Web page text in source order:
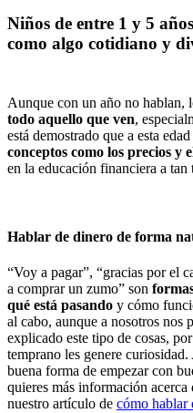
Niños de entre 1 y 5
como algo cotidiano y
Aunque con un año no hablan,
todo aquello que ven,
está demostrado que a esta edad
conceptos como los precios y
en la educación financiera a tan
Hablar de dinero de forma
“Voy a pagar”, “gracias por el
a comprar un zumo” son
qué está pasando y cómo
al cabo, aunque a nosotros nos
explicado este tipo de cosas,
temprano les genere
buena forma de empezar con
quieres más información acerca
nuestro artículo de cómo hablar